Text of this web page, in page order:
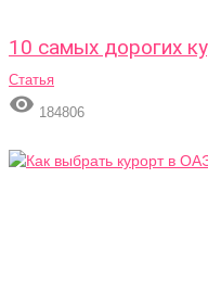
10 самых дорогих
Статья
 184806